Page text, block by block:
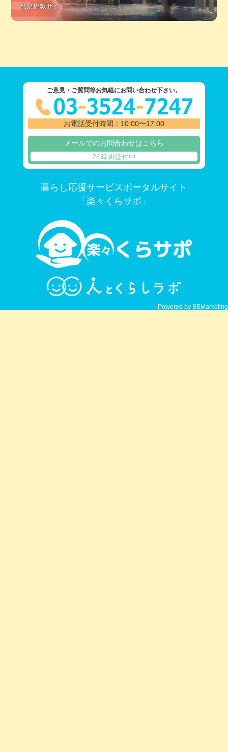
ご意見・ご質問等お気軽にお問い合わせ下さい。
お電話受付時間：10:00〜17:00
メールでのお問合わせはこちら
24時間受付中
暮らし応援サービスポータルサイト
「楽々くらサポ」
Powered by BEMarketing